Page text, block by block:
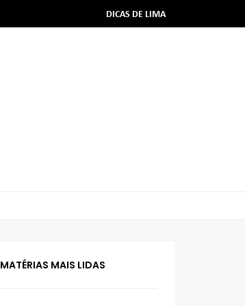
DICAS DE LIMA
MATÉRIAS MAIS LIDAS